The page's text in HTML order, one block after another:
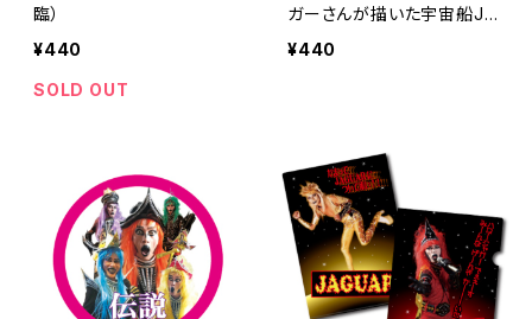
臨）
¥440
SOLD OUT
ガーさんが描いた宇宙船JA
GUAR号）
¥440